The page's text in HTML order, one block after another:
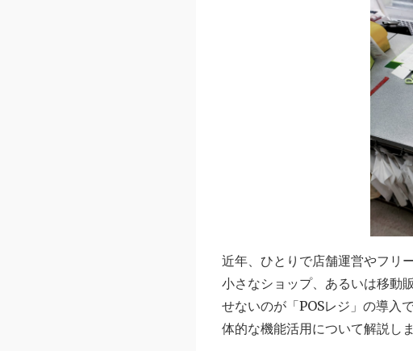
近年、ひとりで店舗運営やフリ
小さなショップ、あるいは移動
せないのが「POSレジ」の導入
体的な機能活用について解説しま